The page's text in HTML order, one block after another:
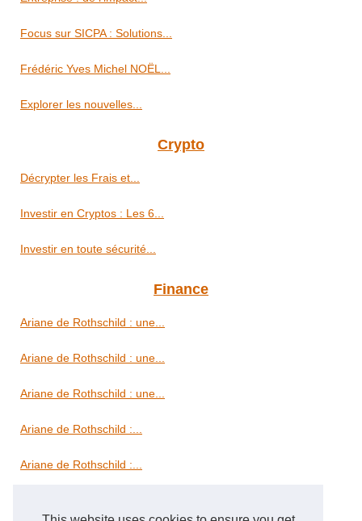
Focus sur SICPA : Solutions...
Frédéric Yves Michel NOËL...
Explorer les nouvelles...
Crypto
Décrypter les Frais et...
Investir en Cryptos : Les 6...
Investir en toute sécurité...
Finance
Ariane de Rothschild : une...
Ariane de Rothschild : une...
Ariane de Rothschild : une...
Ariane de Rothschild :...
Ariane de Rothschild :...